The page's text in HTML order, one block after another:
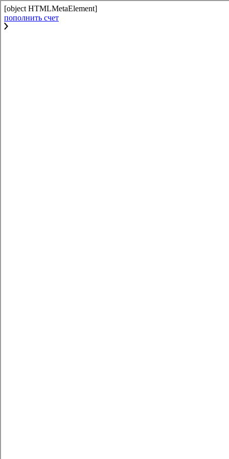
[object HTMLMetaElement]
пополнить счет